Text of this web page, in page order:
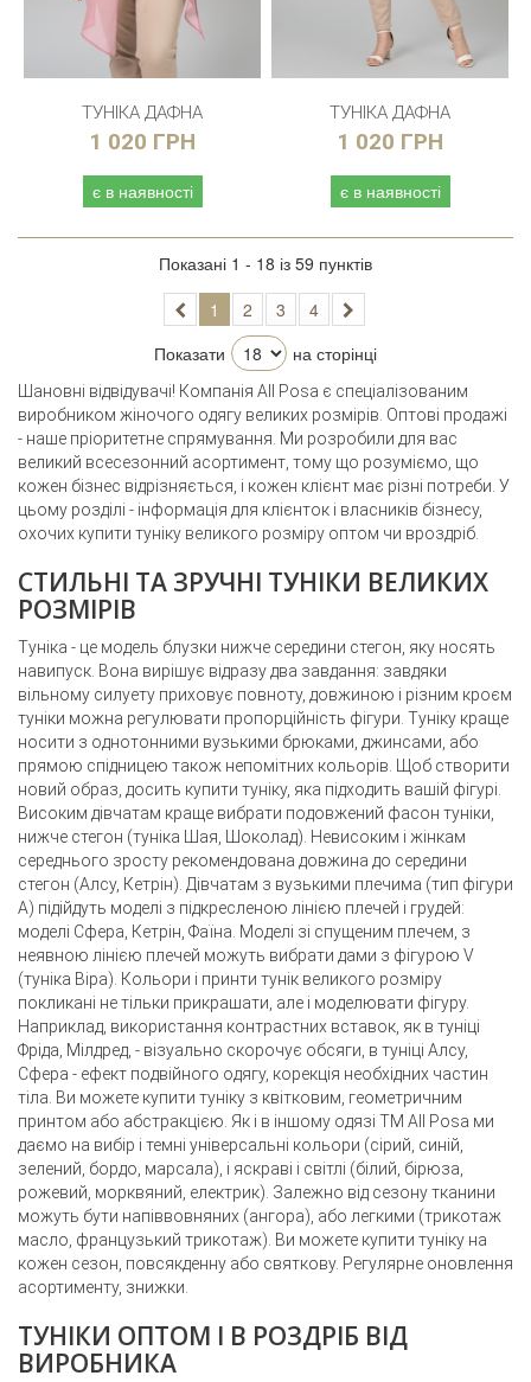
ТУНІКА ДАФНА
1 020 ГРН
є в наявності
ТУНІКА ДАФНА
1 020 ГРН
є в наявності
1 2 3
4
Показати
на сторінці
Показані 1 - 18 із 59 пунктів
Шановні відвідувачі! Компанія All Posa є спеціалізованим
виробником жіночого одягу великих розмірів. Оптові продажі
- наше пріоритетне спрямування. Ми розробили для вас
великий всесезонний асортимент, тому що розуміємо, що
кожен бізнес відрізняється, і кожен клієнт має різні потреби. У
цьому розділі - інформація для клієнток і власників бізнесу,
охочих купити туніку великого розміру оптом чи вроздріб.
СТИЛЬНІ ТА ЗРУЧНІ ТУНІКИ ВЕЛИКИХ
РОЗМІРІВ
Туніка - це модель блузки нижче середини стегон, яку носять
навипуск. Вона вирішує відразу два завдання: завдяки
вільному силуету приховує повноту, довжиною і різним кроєм
туніки можна регулювати пропорційність фігури. Туніку краще
носити з однотонними вузькими брюками, джинсами, або
прямою спідницею також непомітних кольорів. Щоб створити
новий образ, досить купити туніку, яка підходить вашій фігурі.
Високим дівчатам краще вибрати подовжений фасон туніки,
нижче стегон (туніка Шая, Шоколад). Невисоким і жінкам
середнього зросту рекомендована довжина до середини
стегон (Алсу, Кетрін). Дівчатам з вузькими плечима (тип фігури
А) підійдуть моделі з підкресленою лінією плечей і грудей:
моделі Сфера, Кетрін, Фаїна. Моделі зі спущеним плечем, з
неявною лінією плечей можуть вибрати дами з фігурою V
(туніка Віра). Кольори і принти тунік великого розміру
покликані не тільки прикрашати, але і моделювати фігуру.
Наприклад, використання контрастних вставок, як в туніці
Фріда, Мілдред, - візуально скорочує обсяги, в туніці Алсу,
Сфера - ефект подвійного одягу, корекція необхідних частин
тіла. Ви можете купити туніку з квітковим, геометричним
принтом або абстракцією. Як і в іншому одязі ТМ All Posa ми
даємо на вибір і темні універсальні кольори (сірий, синій,
зелений, бордо, марсала), і яскраві і світлі (білий, бірюза,
рожевий, морквяний, електрик). Залежно від сезону тканини
можуть бути напіввовняних (ангора), або легкими (трикотаж
масло, французький трикотаж). Ви можете купити туніку на
кожен сезон, повсякденну або святкову. Регулярне оновлення
асортименту, знижки.
ТУНІКИ ОПТОМ І В РОЗДРІБ ВІД
ВИРОБНИКА